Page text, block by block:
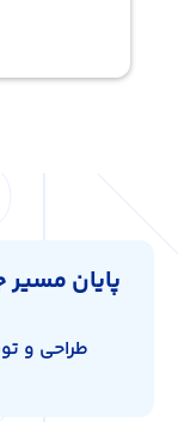
پایان
طراحی و